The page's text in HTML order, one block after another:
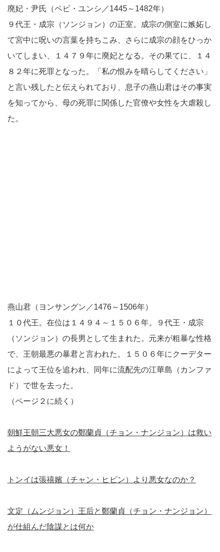
廃妃・尹氏（ペビ・ユンシ／1445～1482年）
９代王・成宗（ソンジョン）の正室。成宗の側室に嫉妬し
て宮中に呪いの言葉を持ちこみ、さらに成宗の顔をひっか
いてしまい、１４７９年に廃妃となる。その果てに、１４
８２年に死罪となった。「私の恨みを晴らしてください」
と言い残したと伝えられており、息子の燕山君はその事実
を知ってから、母の死罪に関係した官僚や女性を大虐殺し
た。
燕山君（ヨンサングン／1476～1506年）
１０代王。在位は１４９４～１５０６年。９代王・成宗
（ソンジョン）の長男として生まれた。元来が粗暴な性格
で、王朝最悪の暴君と言われた。１５０６年にクーデター
によって王位を追われ、同年に流配先の江華島（カンファ
ド）で世を去った。
（ページ２に続く）
朝鮮王朝三大悪女の鄭蘭貞（チョン・ナンジョン）は救い
ようがない悪女！
トンイは張禧嬪（チャン・ヒビン）より悪女なのか？
文定（ムンジョン）王后と鄭蘭貞（チョン・ナンジョン）
が仕組んだ陰謀とは何か